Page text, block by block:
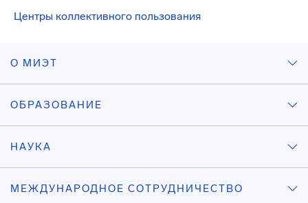
Центры коллективного пользования
О МИЭТ
ОБРАЗОВАНИЕ
НАУКА
МЕЖДУНАРОДНОЕ СОТРУДНИЧЕСТВО